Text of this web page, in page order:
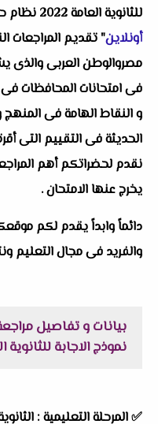
للثانوية العامة 2022 نظام حديث حيث يواصل موقعكم "
أونلاين" تقديم المراجعات
مصروالوطن العربى والذى
فى امتحانات المحافظات
و النقاط الهامة فى
الحديثة فى التقييم التى
نقدم لحضراتكم أهم
يخرج عنها الامتحان .
دائماً وابداً يقدم لكم
والفريد فى مجال التعليم
بيانات و تفاصيل
نموذج الاجابة للثانوية
✅المرحلة التعليمية :